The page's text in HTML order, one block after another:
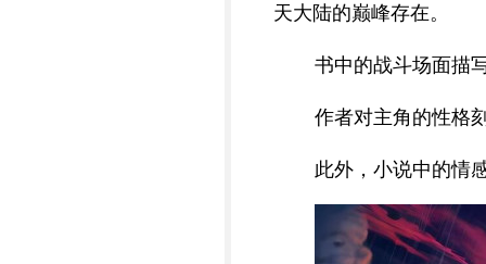
天大陆的巅峰存在。
书中的战斗场面描
作者对主角的性格
此外，小说中的情